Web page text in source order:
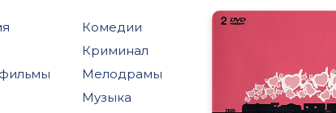
Комедии
Криминал
Мелодрамы
Музыка